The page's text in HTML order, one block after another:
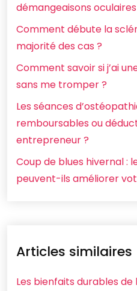
démangeaisons
Comment débute la
majorité des cas ?
Comment savoir si j’ai
sans me tromper ?
Les séances
remboursables ou
entrepreneur ?
Coup de blues hivernal :
peuvent-ils améliorer
Articles similaires
Les bienfaits durables de